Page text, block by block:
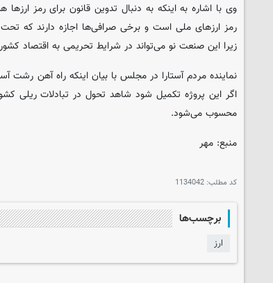
وی با اشاره به اینکه به دنبال تدوین قانون برای رمز
رمز ارزهای ملی است و برخی صرافی‌ها اجازه دارند که
زیرا این صنعت نو می‌تواند در شرایط تحریمی به اقتصاد
نماینده مردم آستارا در مجلس با بیان اینکه راه آهن رشت
اگر این پروژه تکمیل شود شاهد تحول در تبادلات ریلی
محسوب می‌شود.
منبع: مهر
کد مطلب: 1134042
برچسب‌ها
ارز